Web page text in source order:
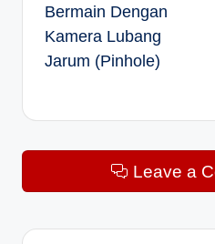
navigation
Bermain Dengan
Kamera Lubang
Jarum (Pinhole)
Leave a